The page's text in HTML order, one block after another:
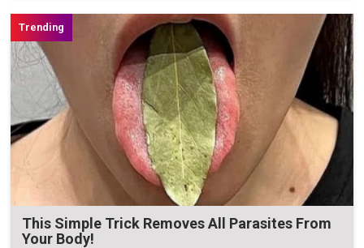
This Simple Trick Removes All Parasites From
Your Body!